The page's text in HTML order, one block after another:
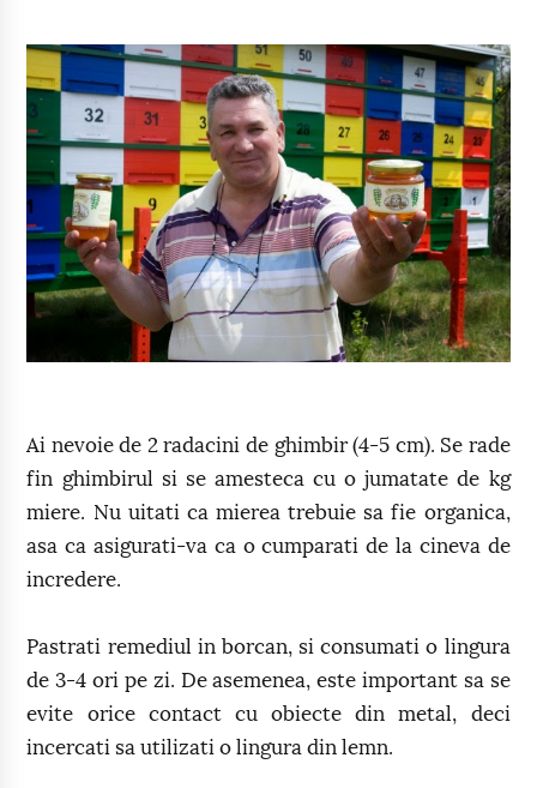
Ai nevoie de 2 radacini de ghimbir (4-5 cm). Se rade
fin ghimbirul si se amesteca cu o jumatate de kg
miere. Nu uitati ca mierea trebuie sa fie organica,
asa ca asigurati-va ca o cumparati de la cineva de
incredere.
Pastrati remediul in borcan, si consumati o lingura
de 3-4 ori pe zi. De asemenea, este important sa se
evite orice contact cu obiecte din metal, deci
incercati sa utilizati o lingura din lemn.